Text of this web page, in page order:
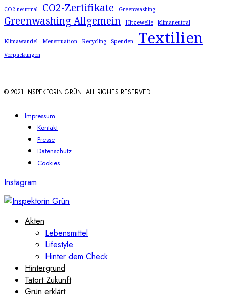
CO2-neutrral CO2-Zertifikate Greenwashing
Greenwashing Allgemein Hitzewelle klimaneutral
Klimawandel Menstruation Recycling Spenden Textilien
Verpackungen
© 2021 INSPEKTORIN GRÜN. ALL RIGHTS RESERVED.
Impressum
Kontakt
Presse
Datenschutz
Cookies
Instagram
Akten
Lebensmittel
Lifestyle
Hinter dem Check
Hintergrund
Tatort Zukunft
Grün erklärt